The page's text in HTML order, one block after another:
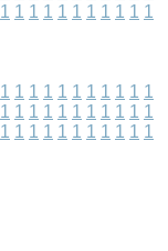
1 1 1 1 1 1 1 1 1 1 1
1 1 1 1 1 1 1 1 1 1 1
1 1 1 1 1 1 1 1 1 1 1
1 1 1 1 1 1 1 1 1 1 1